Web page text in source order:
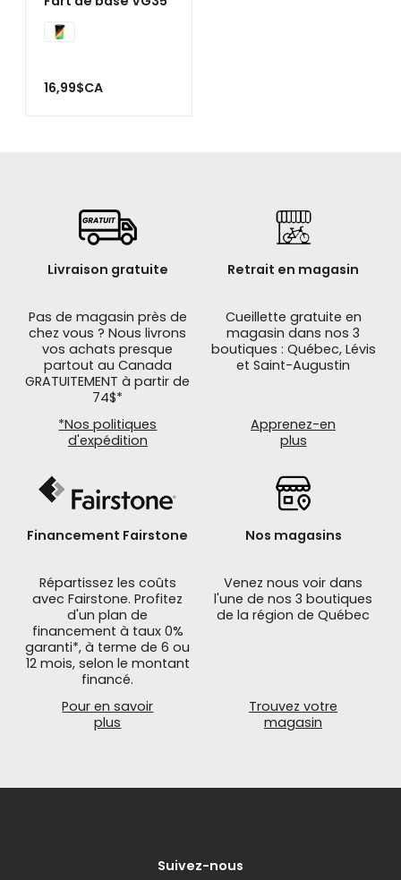
16,99$CA
Livraison gratuite
Pas de magasin près de
chez vous ? Nous livrons
vos achats presque
partout au Canada
GRATUITEMENT à partir de
74$*
*Nos politiques
d'expédition
Retrait en magasin
Cueillette gratuite en
magasin dans nos 3
boutiques : Québec, Lévis
et Saint-Augustin
Apprenez-en
plus
Financement Fairstone
Répartissez les coûts
avec Fairstone. Profitez
d'un plan de
financement à taux 0%
garanti*, à terme de 6 ou
12 mois, selon le montant
financé.
Pour en savoir
plus
Nos magasins
Venez nous voir dans
l'une de nos 3 boutiques
de la région de Québec
Trouvez votre
magasin
Suivez-nous